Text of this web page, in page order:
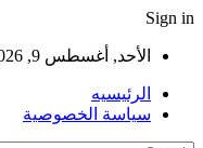
Sign in
الأحد, أغسطس 9, 2026
الرئيسيه
سياسة الخصوصية